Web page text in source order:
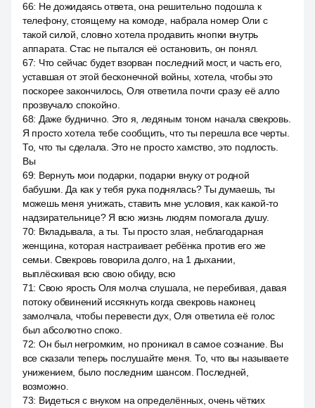
66: Не дожидаясь ответа, она решительно подошла к
телефону, стоящему на комоде, набрала номер Оли с
такой силой, словно хотела продавить кнопки внутрь
аппарата. Стас не пытался её остановить, он понял.
67: Что сейчас будет взорван последний мост, и часть его,
уставшая от этой бесконечной войны, хотела, чтобы это
поскорее закончилось, Оля ответила почти сразу её алло
прозвучало спокойно.
68: Даже буднично. Это я, ледяным тоном начала свекровь.
Я просто хотела тебе сообщить, что ты перешла все черты.
То, что ты сделала. Это не просто хамство, это подлость.
Вы
69: Вернуть мои подарки, подарки внуку от родной
бабушки. Да как у тебя рука поднялась? Ты думаешь, ты
можешь меня унижать, ставить мне условия, как какой-то
надзирательнице? Я всю жизнь людям помогала душу.
70: Вкладывала, а ты. Ты просто злая, неблагодарная
женщина, которая настраивает ребёнка против его же
семьи. Свекровь говорила долго, на 1 дыхании,
выплёскивая всю свою обиду, всю
71: Свою ярость Оля молча слушала, не перебивая, давая
потоку обвинений иссякнуть когда свекровь наконец
замолчала, чтобы перевести дух, Оля ответила её голос
был абсолютно споко.
72: Он был негромким, но проникал в самое сознание. Вы
все сказали теперь послушайте меня. То, что вы называете
унижением, было последним шансом. Последней,
возможно.
73: Видеться с внуком на определённых, очень чётких